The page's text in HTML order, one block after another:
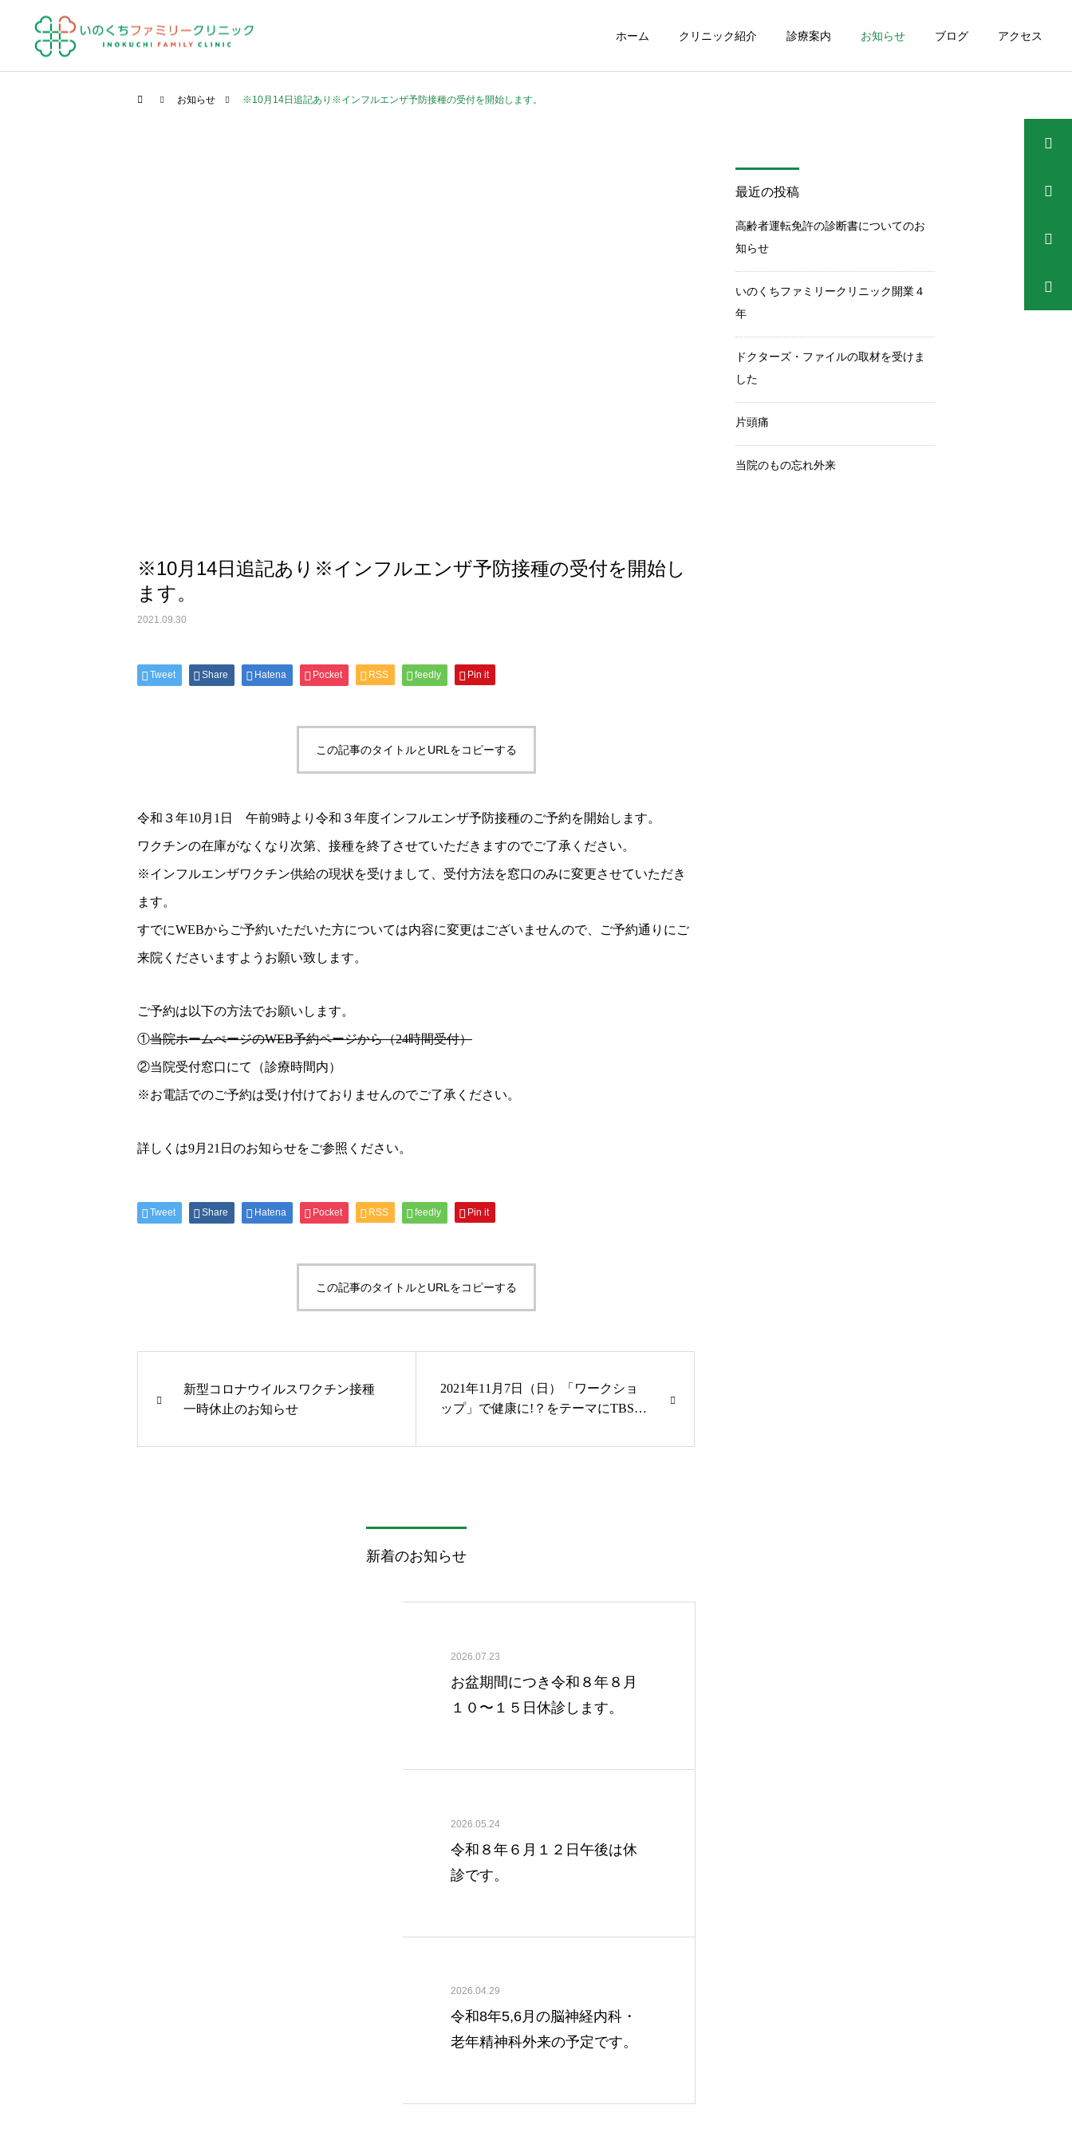
ホーム クリニック紹介 診療案内 お知らせ ブログ アクセス
予防接種
片頭痛
お知らせ ※10月14日追記あり※インフルエンザ予防接種の受付を開始します。
※10月14日追記あり※インフルエンザ予防接種の受付を開始し
ます。
2021.09.30
Tweet Share Hatena Pocket RSS feedly Pin it
この記事のタイトルとURLをコピーする
令和３年10月1日 午前9時より令和３年度インフルエンザ予防接種のご予約を開始します。
ワクチンの在庫がなくなり次第、接種を終了させていただきますのでご了承ください。
※インフルエンザワクチン供給の現状を受けまして、受付方法を窓口のみに変更させていただき
ます。
すでにWEBからご予約いただいた方については内容に変更はございませんので、ご予約通りにご
来院くださいますようお願い致します。
ご予約は以下の方法でお願いします。
①当院ホームぺージのWEB予約ページから（24時間受付）
②当院受付窓口にて（診療時間内）
※お電話でのご予約は受け付けておりませんのでご了承ください。
詳しくは9月21日のお知らせをご参照ください。
Tweet Share Hatena Pocket RSS feedly Pin it
この記事のタイトルとURLをコピーする
新型コロナウイルスワクチン接種
一時休止のお知らせ
2021年11月7日（日）「ワークショ
ップ」で健康に!？をテーマにTBS系
新着のお知らせ
2026.07.23
お盆期間につき令和８年８月
１０〜１５日休診します。
2026.05.24
令和８年６月１２日午後は休
診です。
2026.04.29
令和8年5,6月の脳神経内科・
老年精神科外来の予定です。
最近の投稿
高齢者運転免許の診断書についてのお
知らせ
いのくちファミリークリニック開業４
年
ドクターズ・ファイルの取材を受けま
した
片頭痛
当院のもの忘れ外来